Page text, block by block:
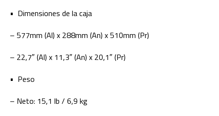
• Dimensiones de la caja
– 577mm (Al) x 288mm (An) x 510mm (Pr)
– 22,7″ (Al) x 11,3″ (An) x 20,1″ (Pr)
• Peso
– Neto: 15,1 lb / 6,9 kg